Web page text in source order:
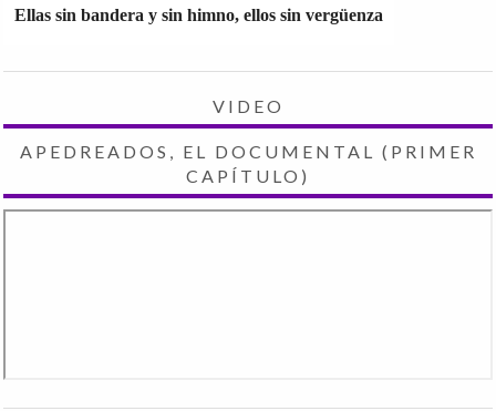
Ellas sin bandera y sin himno, ellos sin vergüenza
VIDEO
APEDREADOS, EL DOCUMENTAL (PRIMER
CAPÍTULO)